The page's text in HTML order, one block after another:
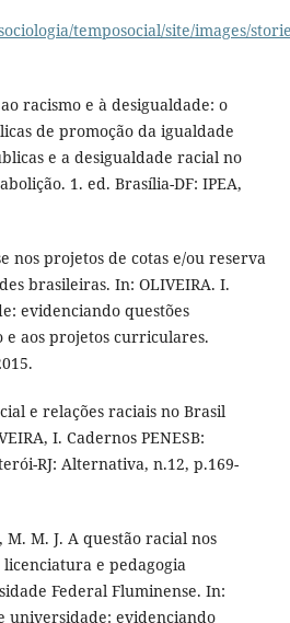
temposocial/site/images/
racismo e à desigualdade: o
de promoção da igualdade
e a desigualdade racial no
1. ed. Brasília-DF: IPEA,
nos projetos de cotas e/ou reserva
brasileiras. In: OLIVEIRA. I.
evidenciando questões
e aos projetos curriculares.
e relações raciais no Brasil
I. Cadernos PENESB:
RJ: Alternativa, n.12, p.169-
M. M. J. A questão racial nos
e pedagogia
Federal Fluminense. In:
universidade: evidenciando